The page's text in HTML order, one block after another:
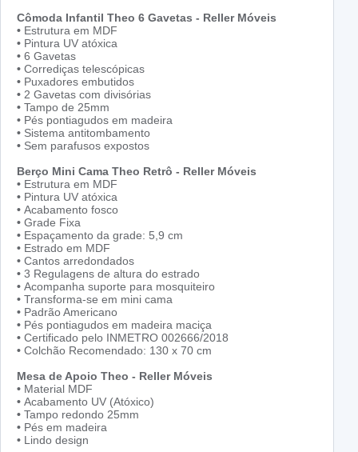
Cômoda Infantil Theo 6 Gavetas - Reller Móveis
• Estrutura em MDF
• Pintura UV atóxica
• 6 Gavetas
• Corrediças telescópicas
• Puxadores embutidos
• 2 Gavetas com divisórias
• Tampo de 25mm
• Pés pontiagudos em madeira
• Sistema antitombamento
• Sem parafusos expostos
Berço Mini Cama Theo Retrô - Reller Móveis
• Estrutura em MDF
• Pintura UV atóxica
• Acabamento fosco
• Grade Fixa
• Espaçamento da grade: 5,9 cm
• Estrado em MDF
• Cantos arredondados
• 3 Regulagens de altura do estrado
• Acompanha suporte para mosquiteiro
• Transforma-se em mini cama
• Padrão Americano
• Pés pontiagudos em madeira maciça
• Certificado pelo INMETRO 002666/2018
• Colchão Recomendado: 130 x 70 cm
Mesa de Apoio Theo - Reller Móveis
• Material MDF
• Acabamento UV (Atóxico)
• Tampo redondo 25mm
• Pés em madeira
• Lindo design